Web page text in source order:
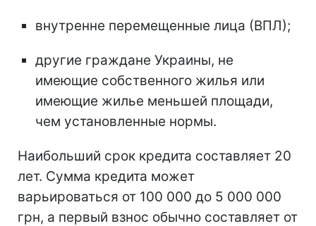
внутренне перемещенные лица (ВПЛ);
другие граждане Украины, не
имеющие собственного жилья или
имеющие жилье меньшей площади,
чем установленные нормы.
Наибольший срок кредита составляет 20
лет. Сумма кредита может
варьироваться от 100 000 до 5 000 000
грн, а первый взнос обычно составляет от